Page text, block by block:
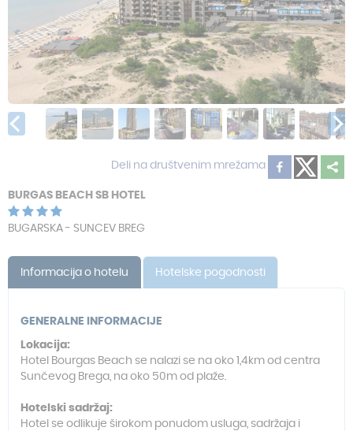
Deli na društvenim mrežama
BURGAS BEACH SB HOTEL
BUGARSKA - SUNCEV BREG
Informacija o hotelu Hotelske pogodnosti
GENERALNE INFORMACIJE
Lokacija:
Hotel Bourgas Beach se nalazi se na oko 1,4km od centra
Sunčevog Brega, na oko 50m od plaže.
Hotelski sadržaj:
Hotel se odlikuje širokom ponudom usluga, sadržaja i